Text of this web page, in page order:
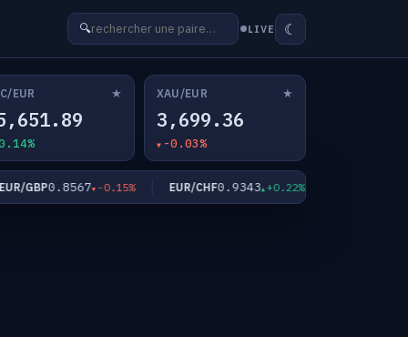
🔍 LIVE ☾
EUR ★ XAU/EUR ★
3,699.36
-0.03%
GBP0.8567 -0.15% EUR/CHF0.9343 +0.22%